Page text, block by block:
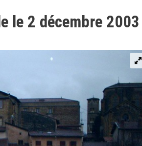
le 2 décembre 2003